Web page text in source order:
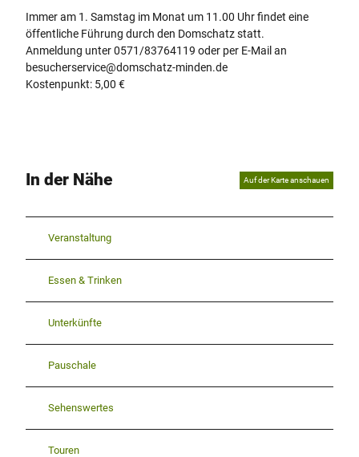
Immer am 1. Samstag im Monat um 11.00 Uhr findet eine
öffentliche Führung durch den Domschatz statt.
Anmeldung unter 0571/83764119 oder per E-Mail an
besucherservice@domschatz-minden.de
Kostenpunkt: 5,00 €
In der Nähe Auf der Karte anschauen
Veranstaltung
Essen & Trinken
Unterkünfte
Pauschale
Sehenswertes
Touren